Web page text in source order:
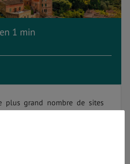
1 min
plus grand nombre de sites